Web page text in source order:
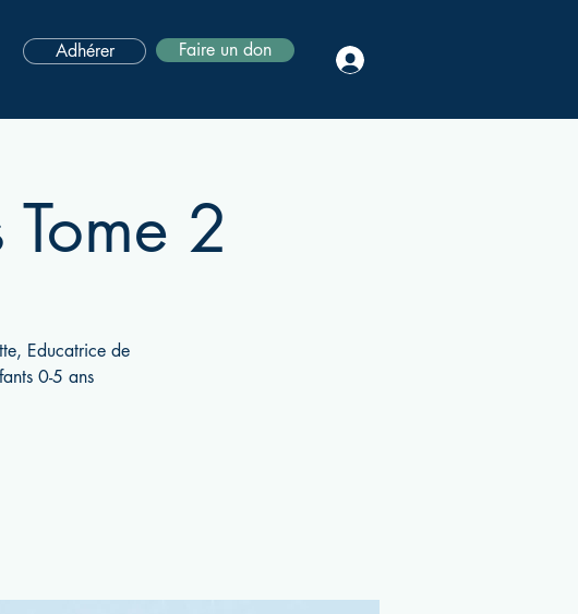
Adhérer Faire un don
2
Educatrice de
0-5 ans